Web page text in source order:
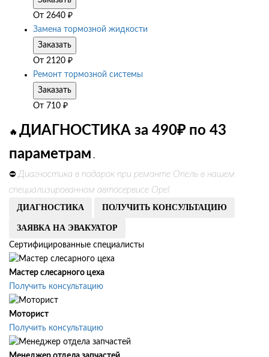
От 2640 ₽
Замена тормозной жидкости
Заказать
От 2120 ₽
Ремонт тормозной системы
Заказать
От 710 ₽
🔥 ДИАГНОСТИКА за 490₽ по 43
параметрам .
⛔ Диагностика в подарок при ремонте Опель в нашем
специализированном автосервисе Opel
ДИАГНОСТИКА ПОЛУЧИТЬ КОНСУЛЬТАЦИЮ
ЗАЯВКА НА ЭВАКУАТОР
Сертифицированные специалисты
Мастер слесарного цеха
Получить консультацию
Моторист
Получить консультацию